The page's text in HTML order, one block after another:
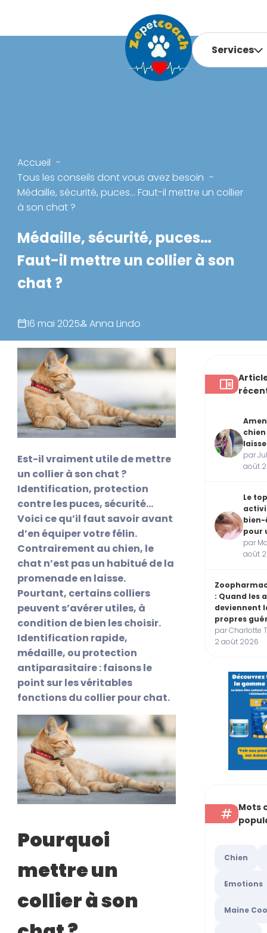
Services
Accueil
Tous les conseils dont vous avez besoin
Médaille, sécurité, puces… Faut-il mettre un collier
à son chat ?
Médaille, sécurité, puces…
Faut-il mettre un collier à son
chat ?
16 mai 2025 Anna Lindo
Est-il vraiment utile de mettre
un collier à son chat ?
Identification, protection
contre les puces, sécurité…
Voici ce qu’il faut savoir avant
d’en équiper votre félin.
Contrairement au chien, le
chat n’est pas un habitué de la
promenade en laisse.
Pourtant, certains colliers
peuvent s’avérer utiles, à
condition de bien les choisir.
Identification rapide,
médaille, ou protection
antiparasitaire : faisons le
point sur les véritables
fonctions du collier pour chat.
Pourquoi
mettre un
collier à son
laisse
par
août
Le
bien-
pour
par
août
: Quand les
deviennent
propres
par Charlotte
2 août 2026
Mots
Chien
Emotions
Maine